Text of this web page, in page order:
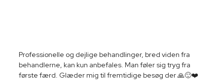
Professionelle og dejlige behandlinger, bred viden fra
behandlerne, kan kun anbefales. Man føler sig tryg fra
første færd. Glæder mig til fremtidige besøg der 🙏🙂❤️